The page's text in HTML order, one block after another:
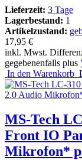
Lieferzeit: 3 Tage
Lagerbestand: 1
Artikelzustand:
17,95 €
inkl. Mwst.
gegebenenfalls plus
In den Warenkorb
MS-Tech
Front IO
Mikrofon*